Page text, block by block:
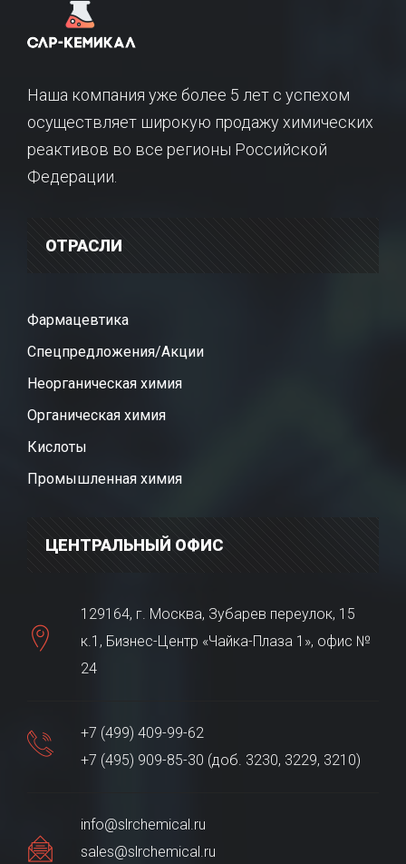
Наша компания уже более 5 лет с успехом
осуществляет широкую продажу химических
реактивов во все регионы Российской
Федерации.
ОТРАСЛИ
Фармацевтика
Спецпредложения/Акции
Неорганическая химия
Органическая химия
Кислоты
Промышленная химия
ЦЕНТРАЛЬНЫЙ ОФИС
129164, г. Москва, Зубарев переулок, 15
к.1, Бизнес-Центр «Чайка-Плаза 1», офис №
24
+7 (499) 409-99-62
+7 (495) 909-85-30 (доб. 3230, 3229, 3210)
info@slrchemical.ru
sales@slrchemical.ru